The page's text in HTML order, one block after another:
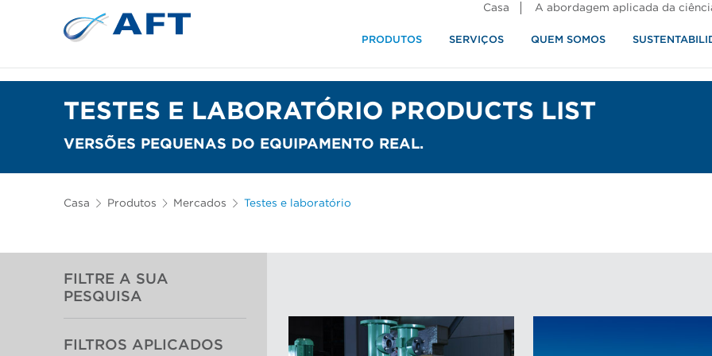
Casa A abordagem aplicada da
PRODUTOS SERVIÇOS QUEM SOMOS
TESTES E LABORATÓRIO PRODUCTS LIST
VERSÕES PEQUENAS DO EQUIPAMENTO REAL.
Casa Produtos Mercados Testes e laboratório
FILTRE A SUA
PESQUISA
FILTROS APLICADOS